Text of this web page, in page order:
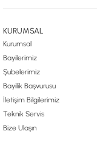
KURUMSAL
Kurumsal
Bayilerimiz
Şubelerimiz
Bayilik Başvurusu
İletişim Bilgilerimiz
Teknik Servis
Bize Ulaşın